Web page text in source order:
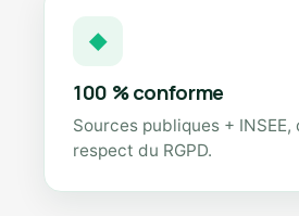
◆
100 % conforme
Sources publiques + INSEE,
respect du RGPD.